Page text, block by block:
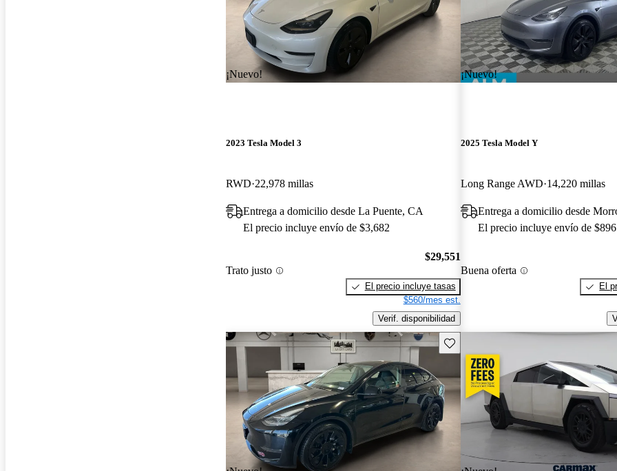
¡Nuevo!
2023 Tesla Model 3
RWD 22,978 millas
Entrega a domicilio desde La Puente, CA
El precio incluye envío de $3,682
Trato justo
$29,551
El precio incluye tasas
$560/mes est.
Verif. disponibilidad
¡Nuevo!
2025 Tesla Model Y
Long Range AWD 14,220 millas
Entrega a domicilio desde
El precio incluye envío de $896
Buena oferta
El
Guarda este Aviso